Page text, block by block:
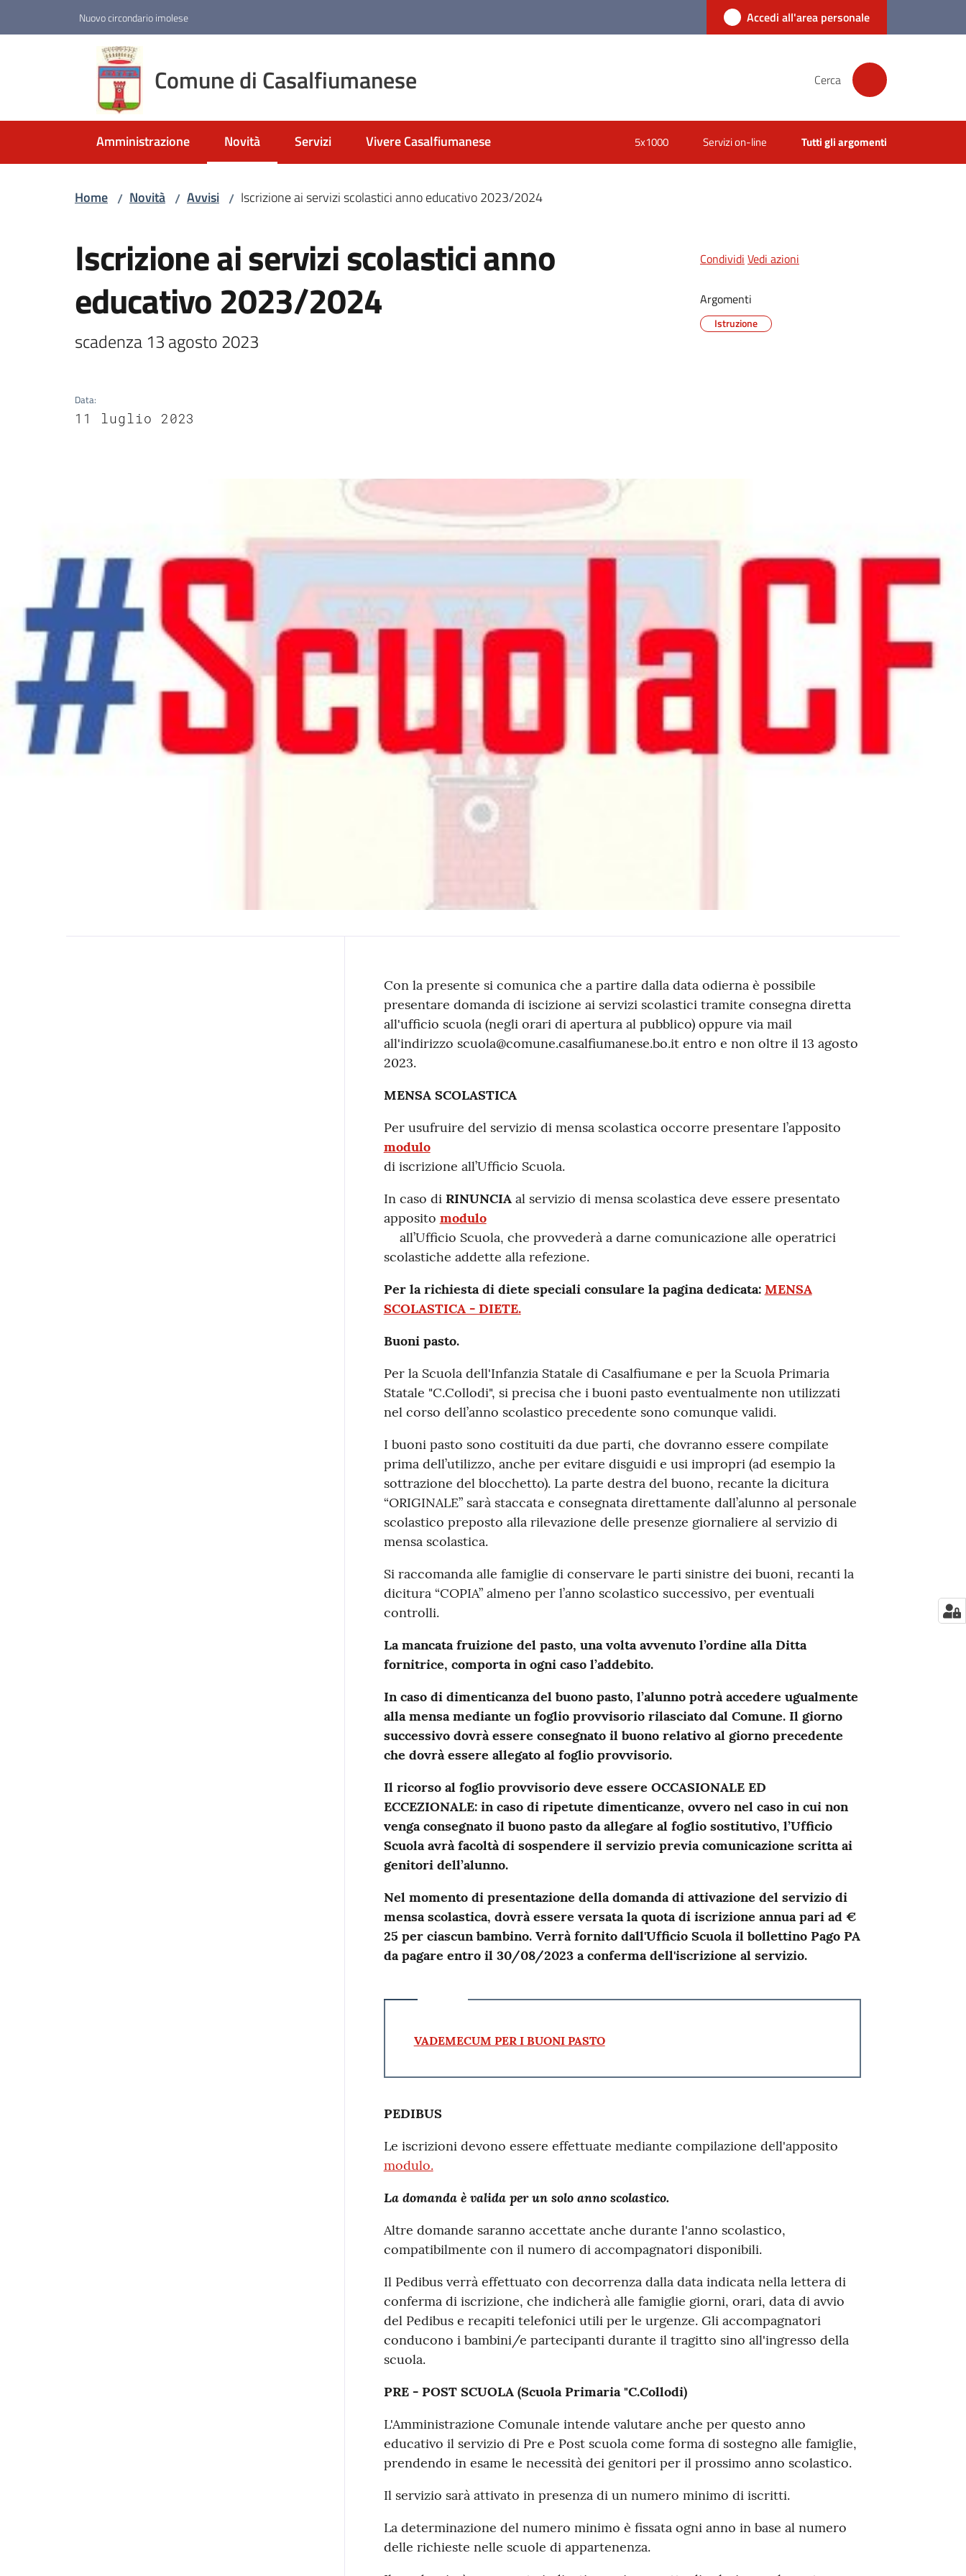
Nuovo circondario imolese Accedi all'area personale
Comune di Casalfiumanese Cerca
Amministrazione Novità
Menu selezionato
Servizi Vivere Casalfiumanese 5x1000 Servizi on-line Tutti gli argomenti
Home / Novità / Avvisi / Iscrizione ai servizi scolastici anno educativo 2023/2024
Iscrizione ai servizi scolastici anno
educativo 2023/2024
scadenza 13 agosto 2023
Data:
11 luglio 2023
Condividi Vedi azioni
Argomenti
Istruzione
Contenuto
Con la presente si comunica che a partire dalla data odierna è possibile
presentare domanda di iscizione ai servizi scolastici tramite consegna diretta
all'ufficio scuola (negli orari di apertura al pubblico) oppure via mail
all'indirizzo scuola@comune.casalfiumanese.bo.it entro e non oltre il 13 agosto
2023.
MENSA SCOLASTICA
Per usufruire del servizio di mensa scolastica occorre presentare l’apposito
modulo
di iscrizione all’Ufficio Scuola.
In caso di RINUNCIAal servizio di mensa scolastica deve essere presentato
apposito modulo
all’Ufficio Scuola, che provvederà a darne comunicazione alle operatrici
scolastiche addette alla refezione.
Per la richiesta di diete speciali consulare la pagina dedicata: MENSA
SCOLASTICA - DIETE.
Buoni pasto.
Per la Scuola dell'Infanzia Statale di Casalfiumane e per la Scuola Primaria
Statale "C.Collodi", si precisa che i buoni pasto eventualmente non utilizzati
nel corso dell’anno scolastico precedente sono comunque validi.
I buoni pasto sono costituiti da due parti, che dovranno essere compilate
prima dell’utilizzo, anche per evitare disguidi e usi impropri (ad esempio la
sottrazione del blocchetto). La parte destra del buono, recante la dicitura
“ORIGINALE” sarà staccata e consegnata direttamente dall’alunno al personale
scolastico preposto alla rilevazione delle presenze giornaliere al servizio di
mensa scolastica.
Si raccomanda alle famiglie di conservare le parti sinistre dei buoni, recanti la
dicitura “COPIA” almeno per l’anno scolastico successivo, per eventuali
controlli.
La mancata fruizione del pasto, una volta avvenuto l’ordine alla Ditta
fornitrice, comporta in ogni caso l’addebito.
In caso di dimenticanza del buono pasto, l’alunno potrà accedere ugualmente
alla mensa mediante un foglio provvisorio rilasciato dal Comune. Il giorno
successivo dovrà essere consegnato il buono relativo al giorno precedente
che dovrà essere allegato al foglio provvisorio.
Il ricorso al foglio provvisorio deve essere OCCASIONALE ED
ECCEZIONALE: in caso di ripetute dimenticanze, ovvero nel caso in cui non
venga consegnato il buono pasto da allegare al foglio sostitutivo, l’Ufficio
Scuola avrà facoltà di sospendere il servizio previa comunicazione scritta ai
genitori dell’alunno.
Nel momento di presentazione della domanda di attivazione del servizio di
mensa scolastica, dovrà essere versata la quota di iscrizione annua pari ad €
25 per ciascun bambino. Verrà fornito dall'Ufficio Scuola il bollettino Pago PA
da pagare entro il 30/08/2023 a conferma dell'iscrizione al servizio.
VADEMECUM PER I BUONI PASTO
PEDIBUS
Le iscrizioni devono essere effettuate mediante compilazione dell'apposito
modulo.
La domanda è valida per un solo anno scolastico.
Altre domande saranno accettate anche durante l'anno scolastico,
compatibilmente con il numero di accompagnatori disponibili.
Il Pedibus verrà effettuato con decorrenza dalla data indicata nella lettera di
conferma di iscrizione, che indicherà alle famiglie giorni, orari, data di avvio
del Pedibus e recapiti telefonici utili per le urgenze. Gli accompagnatori
conducono i bambini/e partecipanti durante il tragitto sino all'ingresso della
scuola.
PRE - POST SCUOLA (Scuola Primaria "C.Collodi)
L'Amministrazione Comunale intende valutare anche per questo anno
educativo il servizio di Pre e Post scuola come forma di sostegno alle famiglie,
prendendo in esame le necessità dei genitori per il prossimo anno scolastico.
Il servizio sarà attivato in presenza di un numero minimo di iscritti.
La determinazione del numero minimo è fissata ogni anno in base al numero
delle richieste nelle scuole di appartenenza.